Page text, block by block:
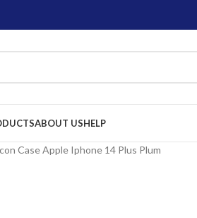
ABOUT USHELP
Case Apple Iphone 14 Plus Plum